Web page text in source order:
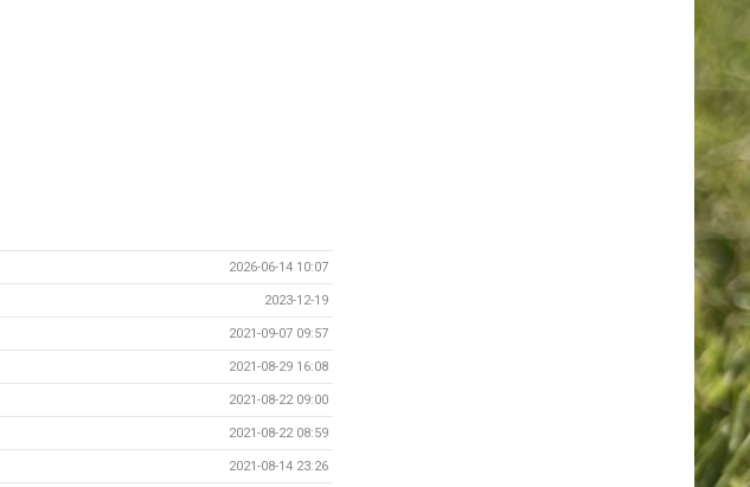
2026-06-14 10:07
2023-12-19
2021-09-07 09:57
2021-08-29 16:08
2021-08-22 09:00
2021-08-22 08:59
2021-08-14 23:26